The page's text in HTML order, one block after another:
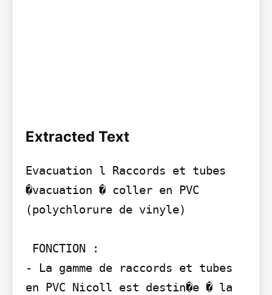
Extracted Text
Evacuation l Raccords et tubes
�vacuation � coller en PVC
(polychlorure de vinyle)
- La gamme de raccords et tubes
en PVC Nicoll est destin�e � la